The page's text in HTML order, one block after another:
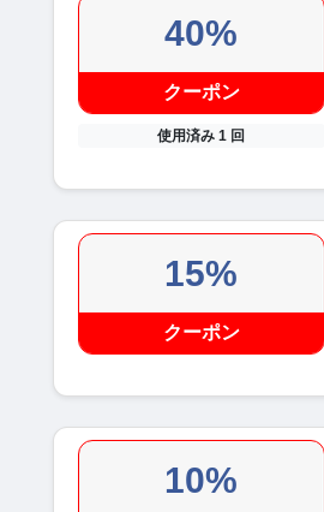
40%
クーポン
使用済み 1 回
15%
クーポン
10%